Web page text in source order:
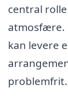
central
atmosfære.
kan levere
problemfrit.